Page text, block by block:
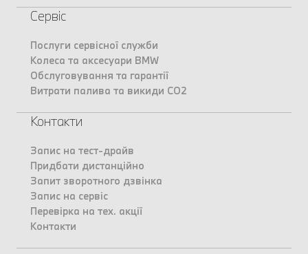
Сервіс
Послуги сервісної служби
Колеса та аксесуари BMW
Обслуговування та гарантії
Витрати палива та викиди CO2
Контакти
Запис на тест-драйв
Придбати дистанційно
Запит зворотного дзвінка
Запис на сервіс
Перевірка на тех. акції
Контакти